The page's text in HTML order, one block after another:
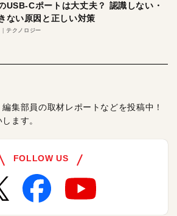
USB-Cポートは大丈夫？ 認識しない・
ない原因と正しい対策
テクノロジー
集部員の取材レポートなどを投稿中！
ます。
FOLLOW US